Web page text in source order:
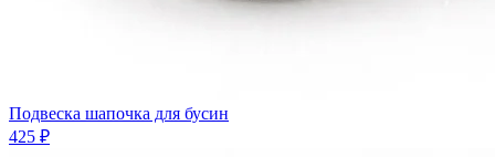
Подвеска шапочка для бусин
425 ₽